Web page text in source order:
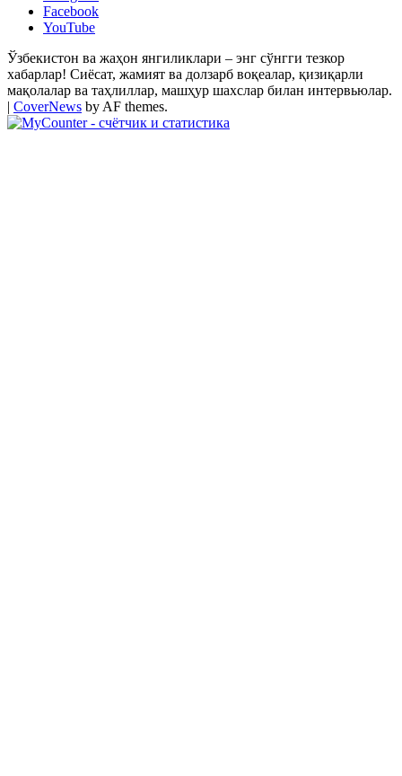
Facebook
YouTube
Ўзбекистон ва жаҳон янгиликлари – энг сўнгги тезкор
хабарлар! Сиёсат, жамият ва долзарб воқеалар, қизиқарли
мақолалар ва таҳлиллар, машҳур шахслар билан интервьюлар.
| CoverNews by AF themes.